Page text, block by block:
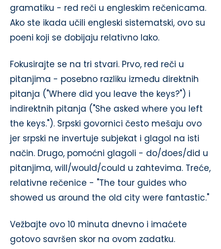
gramatiku - red reči u engleskim rečenicama.
Ako ste ikada učili engleski sistematski, ovo su
poeni koji se dobijaju relativno lako.
Fokusirajte se na tri stvari. Prvo, red reči u
pitanjima - posebno razliku između direktnih
pitanja ("Where did you leave the keys?") i
indirektnih pitanja ("She asked where you left
the keys."). Srpski govornici često mešaju ovo
jer srpski ne invertuje subjekat i glagol na isti
način. Drugo, pomoćni glagoli - do/does/did u
pitanjima, will/would/could u zahtevima. Treće,
relativne rečenice - "The tour guides who
showed us around the old city were fantastic."
Vežbajte ovo 10 minuta dnevno i imaćete
gotovo savršen skor na ovom zadatku.